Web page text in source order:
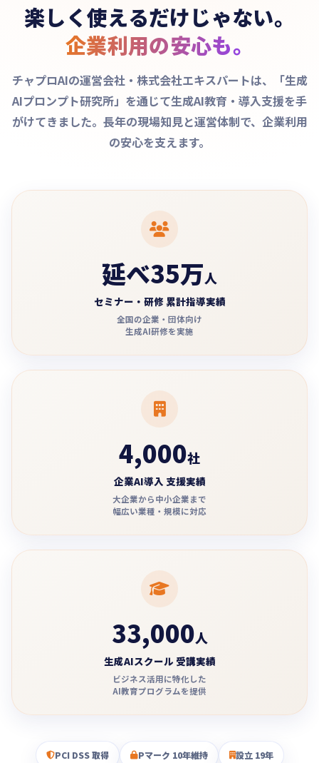
楽しく使えるだけじゃない。
企業利用の安心も。
チャプロAIの運営会社・株式会社エキスパートは、「生成
AIプロンプト研究所」を通じて生成AI教育・導入支援を手
がけてきました。長年の現場知見と運営体制で、企業利用
の安心を支えます。
延べ35万人
セミナー・研修 累計指導実績
全国の企業・団体向け
生成AI研修を実施
4,000社
企業AI導入 支援実績
大企業から中小企業まで
幅広い業種・規模に対応
33,000人
生成AIスクール 受講実績
ビジネス活用に特化した
AI教育プログラムを提供
PCI DSS 取得 Pマーク 10年維持 設立 19年